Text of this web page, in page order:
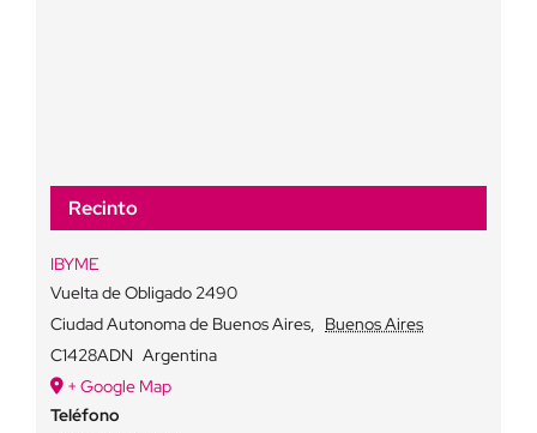
Recinto
IBYME
Vuelta de Obligado 2490
Ciudad Autonoma de Buenos Aires, Buenos Aires
C1428ADN Argentina
+ Google Map
Teléfono